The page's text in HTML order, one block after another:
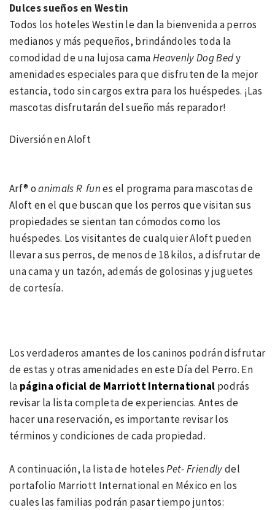
Dulces sueños en Westin
Todos los hoteles Westin le dan la bienvenida a perros
medianos y más pequeños, brindándoles toda la
comodidad de una lujosa camaHeavenly Dog Bedy
amenidades especiales para que disfruten de la mejor
estancia, todo sin cargos extra para los huéspedes. ¡Las
mascotas disfrutarán del sueño más reparador!
Diversión en Aloft
Arf® oanimals R funes el programa para mascotas de
Aloft en el que buscan que los perros que visitan sus
propiedades se sientan tan cómodos como los
huéspedes. Los visitantes de cualquier Aloft pueden
llevar a sus perros, de menos de 18 kilos, a disfrutar de
una cama y un tazón, además de golosinas y juguetes
de cortesía.
Los verdaderos amantes de los caninos podrán disfrutar
de estas y otras amenidades en este Día del Perro. En
la página oficial de Marriott International podrás
revisar la lista completa de experiencias. Antes de
hacer una reservación, es importante revisar los
términos y condiciones de cada propiedad.
A continuación, la lista de hotelesPet- Friendlydel
portafolio Marriott International en México en los
cuales las familias podrán pasar tiempo juntos: